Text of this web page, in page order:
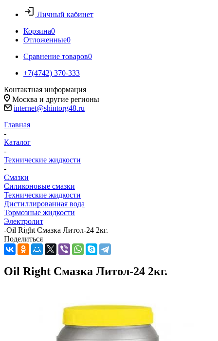
Личный кабинет
Корзина0
Отложенные0
Сравнение товаров0
+7(4742) 370-333
Контактная информация
Москва и другие регионы
internet@shintorg48.ru
Главная
-
Каталог
-
Технические жидкости
-
Смазки
Силиконовые смазки
Технические жидкости
Дистиллированная вода
Тормозные жидкости
Электролит
-Oil Right Смазка Литол-24 2кг.
Поделиться
Oil Right Смазка Литол-24 2кг.